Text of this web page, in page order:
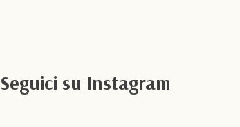
Seguici su Instagram